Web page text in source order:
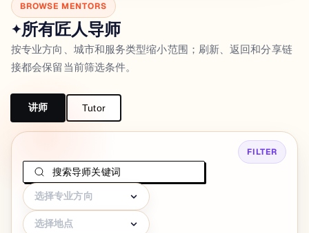
BROWSE MENTORS
✦所有匠人导师
按专业方向、城市和服务类型缩小范围；刷新、返回和分享链
接都会保留当前筛选条件。
讲师 Tutor
FILTER
选择专业方向
选择地点